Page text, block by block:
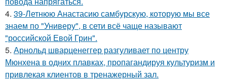
4. 39-Летнюю Анастасию самбурскую, которую мы все
знаем по "Универу", в сети всё чаще называют
"российской Евой Грин".
5. Арнольд шварценеггер разгуливает по центру
Мюнхена в одних плавках, пропагандируя культуризм и
привлекая клиентов в тренажерный зал.